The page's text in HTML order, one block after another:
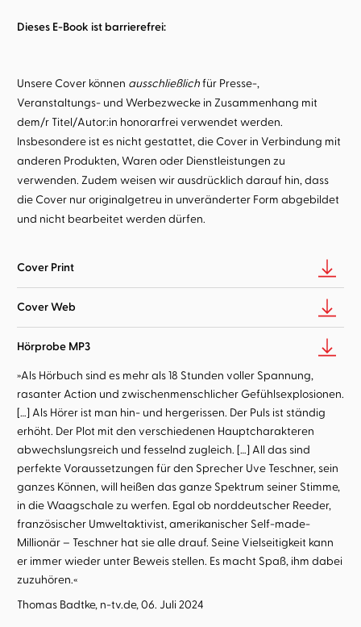
Dieses E-Book ist barrierefrei:
Unsere Cover können ausschließlichfür Presse-,
Veranstaltungs- und Werbezwecke in Zusammenhang mit
dem/r Titel/Autor:in honorarfrei verwendet werden.
Insbesondere ist es nicht gestattet, die Cover in Verbindung mit
anderen Produkten, Waren oder Dienstleistungen zu
verwenden. Zudem weisen wir ausdrücklich darauf hin, dass
die Cover nur originalgetreu in unveränderter Form abgebildet
und nicht bearbeitet werden dürfen.
Cover Print
Cover Web
Hörprobe MP3
»Als Hörbuch sind es mehr als 18 Stunden voller Spannung,
rasanter Action und zwischenmenschlicher Gefühlsexplosionen.
[…] Als Hörer ist man hin- und hergerissen. Der Puls ist ständig
erhöht. Der Plot mit den verschiedenen Hauptcharakteren
abwechslungsreich und fesselnd zugleich. […] All das sind
perfekte Voraussetzungen für den Sprecher Uve Teschner, sein
ganzes Können, will heißen das ganze Spektrum seiner Stimme,
in die Waagschale zu werfen. Egal ob norddeutscher Reeder,
französischer Umweltaktivist, amerikanischer Self-made-
Millionär – Teschner hat sie alle drauf. Seine Vielseitigkeit kann
er immer wieder unter Beweis stellen. Es macht Spaß, ihm dabei
zuzuhören.«
Thomas Badtke, n-tv.de, 06. Juli 2024